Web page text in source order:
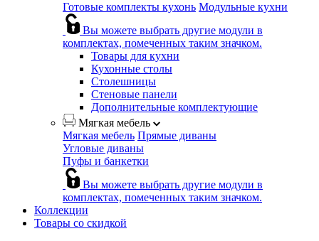
Готовые комплекты кухонь Модульные кухни
Вы можете выбрать другие модули в
комплектах, помеченных таким значком.
Товары для кухни
Кухонные столы
Столешницы
Стеновые панели
Дополнительные комплектующие
Мягкая мебель
Мягкая мебель Прямые диваны
Угловые диваны
Пуфы и банкетки
Вы можете выбрать другие модули в
комплектах, помеченных таким значком.
Коллекции
Товары со скидкой